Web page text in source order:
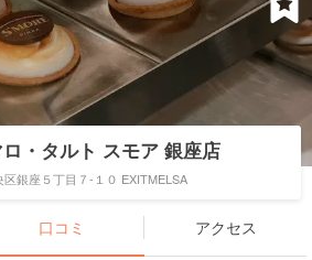
・タルト スモア 銀座店
銀座５丁目７-１０ EXITMELSA
口コミ アクセス